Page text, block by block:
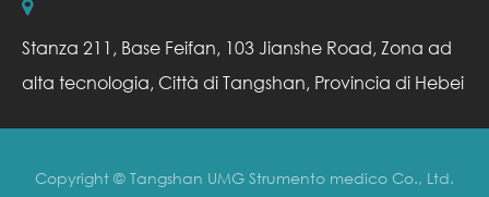
Stanza 211, Base Feifan, 103 Jianshe Road, Zona ad
alta tecnologia, Città di Tangshan, Provincia di Hebei
Copyright © Tangshan UMG Strumento medico Co., Ltd.